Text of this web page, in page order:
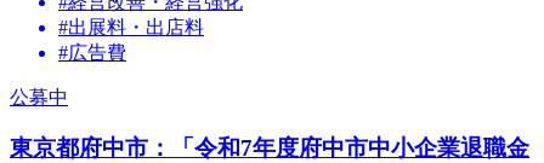
#出展料・出店料
#広告費
公募中
東京都府中市：「令和7年度府中市中小企業退職金